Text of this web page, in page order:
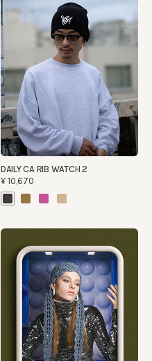
DAILY CA RIB WATCH 2
¥10,670